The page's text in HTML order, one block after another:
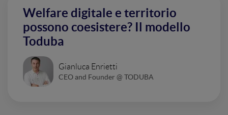
Welfare digitale e territorio
possono coesistere? Il modello
Toduba
Gianluca Enrietti
CEO and Founder @ TODUBA